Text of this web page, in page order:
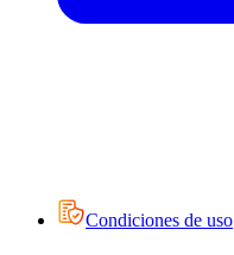
Condiciones de uso